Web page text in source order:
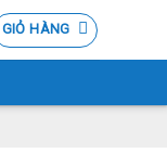
GIỎ HÀNG